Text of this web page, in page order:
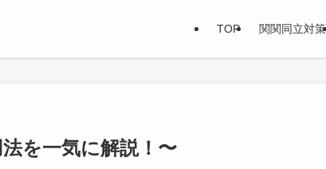
TOP 関関同立対策
を一気に解説！〜